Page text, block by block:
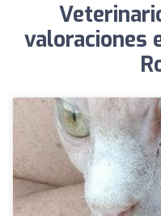
valoraciones